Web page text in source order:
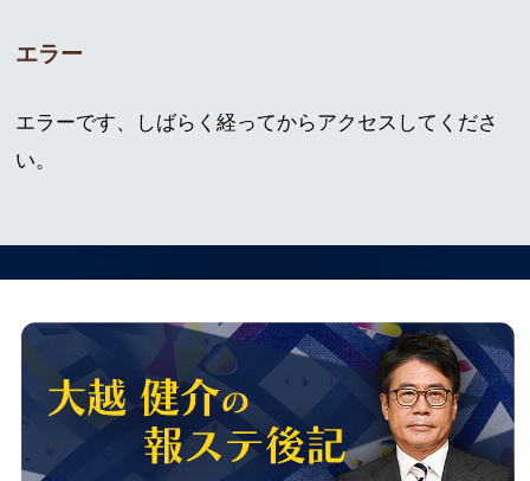
エラー
エラーです、しばらく経ってからアクセスしてくださ
い。